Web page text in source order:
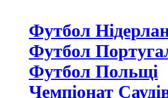
Футбол
Футбол
Футбол Польщі
Чемпіонат